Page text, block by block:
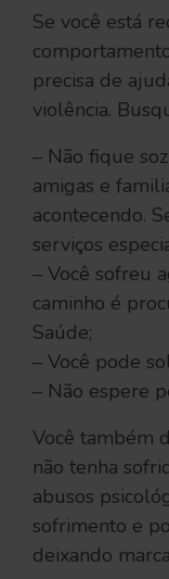
Se você está
precisa de
violência.
– Não fique
amigas e
acontecendo.
serviços
– Você sofreu
caminho é
Saúde;
– Você pode
– Não espere
Você também
não tenha
abusos
sofrimento e
deixando